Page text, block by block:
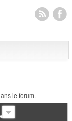
le forum.